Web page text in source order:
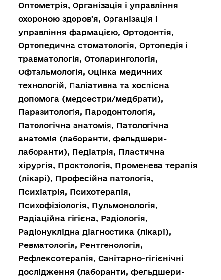
Оптометрія, Організація і управління
охороною здоров'я, Організація і
управління фармацією, Ортодонтія,
Ортопедична стоматологія, Ортопедія і
травматологія, Отоларингологія,
Офтальмологія, Оцінка медичних
технологій, Паліативна та хоспісна
допомога (медсестри/медбрати),
Паразитологія, Пародонтологія,
Патологічна анатомія, Патологічна
анатомія (лаборанти, фельдшери-
лаборанти), Педіатрія, Пластична
хірургія, Проктологія, Променева терапія
(лікарі), Професійна патологія,
Психіатрія, Психотерапія,
Психофізіологія, Пульмонологія,
Радіаційна гігієна, Радіологія,
Радіонуклідна діагностика (лікарі),
Ревматологія, Рентгенологія,
Рефлексотерапія, Санітарно-гігієнічні
дослідження (лаборанти, фельдшери-